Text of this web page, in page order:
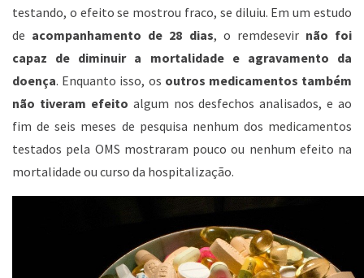
testando, o efeito se mostrou fraco, se diluiu. Em um estudo
de acompanhamento de 28 dias, o remdesevir não foi
capaz de diminuir a mortalidade e agravamento da
doença. Enquanto isso, os outros medicamentos também
não tiveram efeito algum nos desfechos analisados, e ao
fim de seis meses de pesquisa nenhum dos medicamentos
testados pela OMS mostraram pouco ou nenhum efeito na
mortalidade ou curso da hospitalização.